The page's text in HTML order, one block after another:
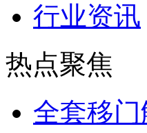
行业资讯
热点聚焦
全套移